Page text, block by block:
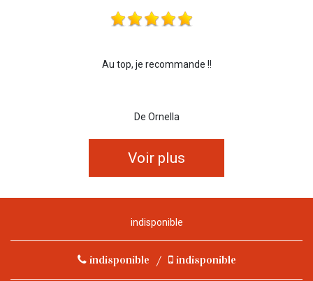
Au top, je recommande !!
De Ornella
Voir plus
indisponible
indisponible / indisponible